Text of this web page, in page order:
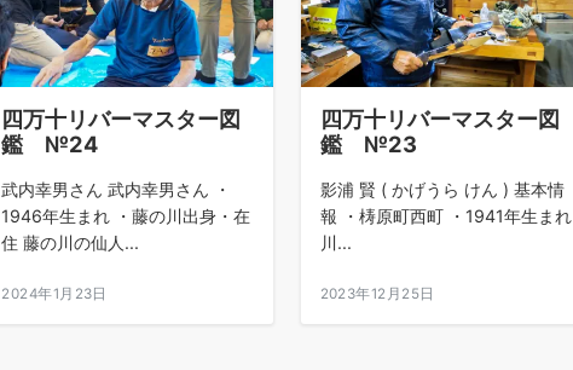
四万十リバーマスター図
鑑 №24
武内幸男さん 武内幸男さん ・
1946年生まれ ・藤の川出身・在
住 藤の川の仙人...
2024年1月23日
四万十リバーマスター図
鑑 №23
影浦 賢 ( かげうら けん ) 基本情
報 ・梼原町西町 ・1941年生まれ
川...
2023年12月25日